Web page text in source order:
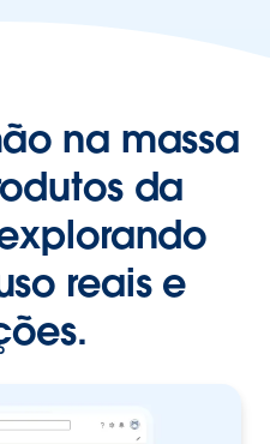
na massa
da
reais e